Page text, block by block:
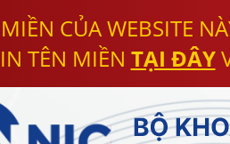
CỦA WEBSITE
TÊN MIỀN TẠI ĐÂY